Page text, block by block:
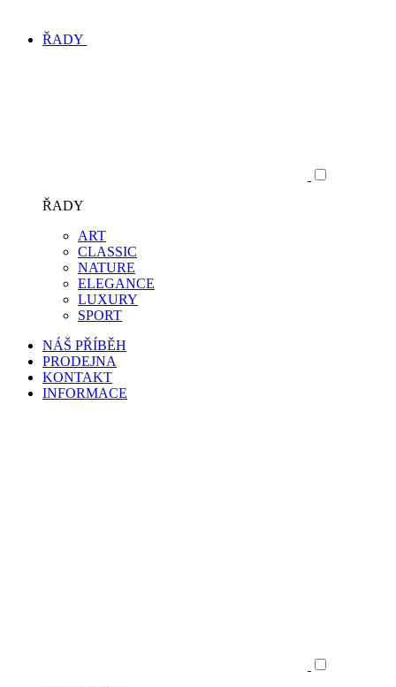
ŘADY
ŘADY
ART
CLASSIC
NATURE
ELEGANCE
LUXURY
SPORT
NÁŠ PŘÍBĚH
PRODEJNA
KONTAKT
INFORMACE